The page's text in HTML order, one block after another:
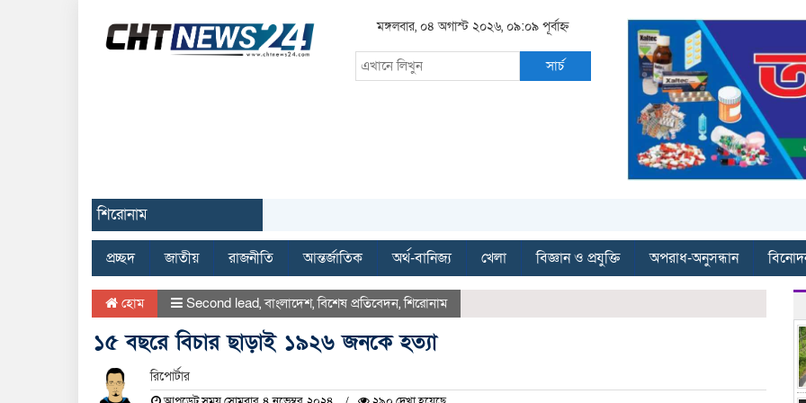
মঙ্গলবার, ০৪ অগাস্ট ২০২৬, ০৯:০৯ পূর্বাহ্ন
সার্চ
শিরোনাম
প্রচ্ছদ জাতীয় রাজনীতি আন্তর্জাতিক অর্থ-বানিজ্য খেলা বিজ্ঞান ও প্রযুক্তি অপরাধ-অনুসন্ধান
হোম Second lead,বাংলাদেশ,বিশেষ প্রতিবেদন,শিরোনাম
১৫ বছরে বিচার ছাড়াই ১৯২৬ জনকে হত্যা
রিপোর্টার